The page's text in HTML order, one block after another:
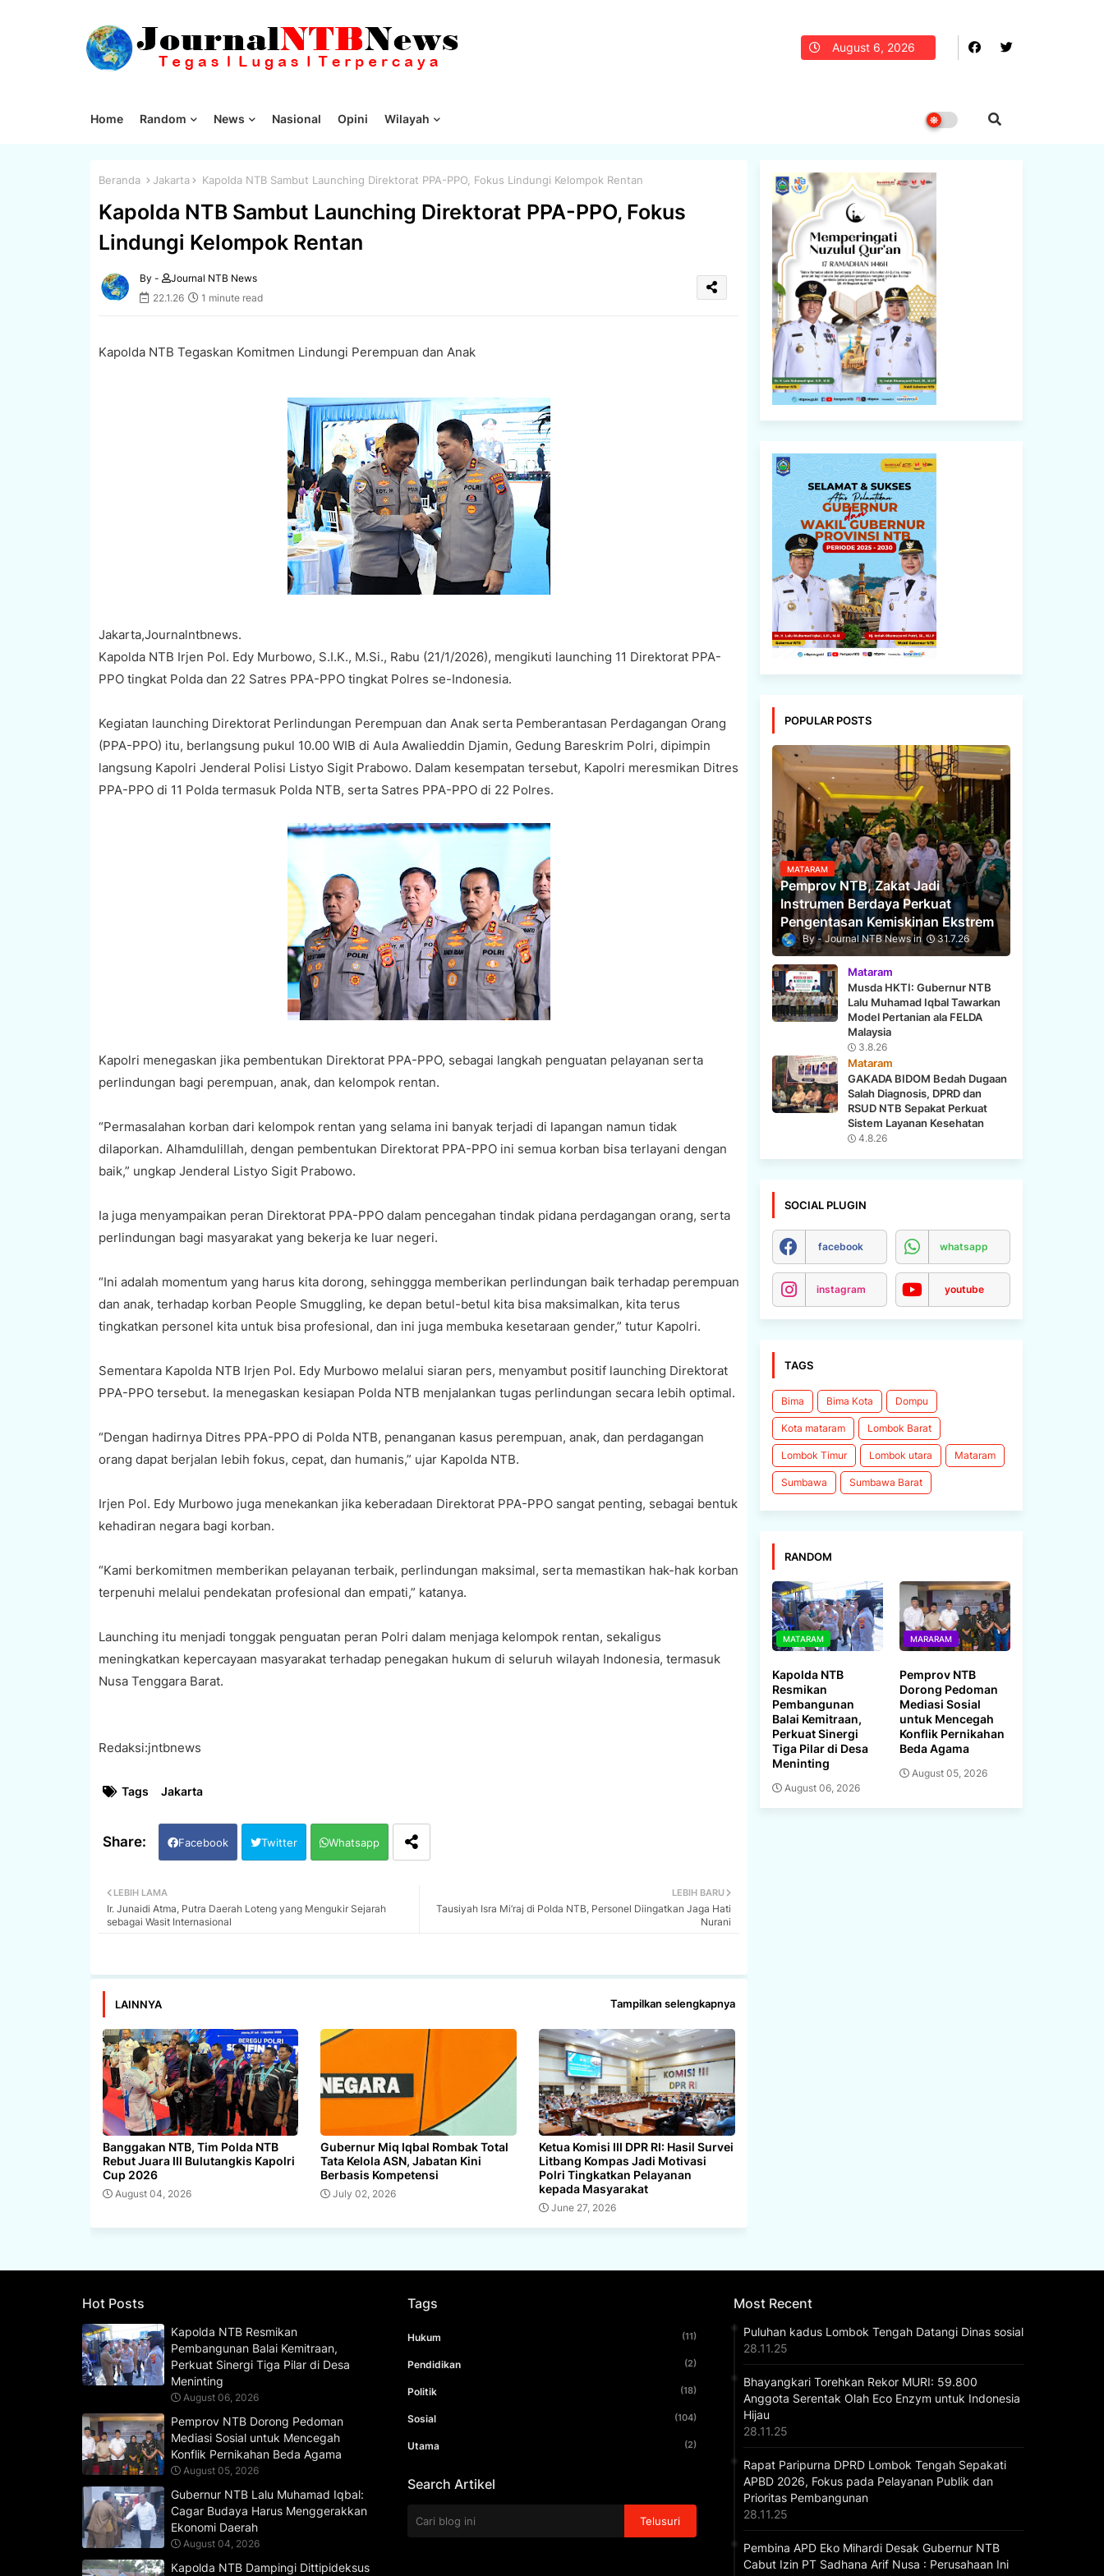
August 6, 2026
Home Random News Nasional Opini Wilayah
Beranda Jakarta Kapolda NTB Sambut Launching Direktorat PPA-PPO, Fokus Lindungi Kelompok Rentan
Kapolda NTB Sambut Launching Direktorat PPA-PPO, Fokus
Lindungi Kelompok Rentan
By -
Journal NTB News
22.1.26
1 minute read
Kapolda NTB Tegaskan Komitmen Lindungi Perempuan dan Anak
Jakarta,Journalntbnews.
Kapolda NTB Irjen Pol. Edy Murbowo, S.I.K., M.Si., Rabu (21/1/2026), mengikuti launching 11 Direktorat PPA-
PPO tingkat Polda dan 22 Satres PPA-PPO tingkat Polres se-Indonesia.
Kegiatan launching Direktorat Perlindungan Perempuan dan Anak serta Pemberantasan Perdagangan Orang
(PPA-PPO) itu, berlangsung pukul 10.00 WIB di Aula Awalieddin Djamin, Gedung Bareskrim Polri, dipimpin
langsung Kapolri Jenderal Polisi Listyo Sigit Prabowo. Dalam kesempatan tersebut, Kapolri meresmikan Ditres
PPA-PPO di 11 Polda termasuk Polda NTB, serta Satres PPA-PPO di 22 Polres.
Kapolri menegaskan jika pembentukan Direktorat PPA-PPO, sebagai langkah penguatan pelayanan serta
perlindungan bagi perempuan, anak, dan kelompok rentan.
“Permasalahan korban dari kelompok rentan yang selama ini banyak terjadi di lapangan namun tidak
dilaporkan. Alhamdulillah, dengan pembentukan Direktorat PPA-PPO ini semua korban bisa terlayani dengan
baik,” ungkap Jenderal Listyo Sigit Prabowo.
Ia juga menyampaikan peran Direktorat PPA-PPO dalam pencegahan tindak pidana perdagangan orang, serta
perlindungan bagi masyarakat yang bekerja ke luar negeri.
“Ini adalah momentum yang harus kita dorong, sehinggga memberikan perlindungan baik terhadap perempuan
dan anak, terhadap korban People Smuggling, ke depan betul-betul kita bisa maksimalkan, kita terus
tingkatkan personel kita untuk bisa profesional, dan ini juga membuka kesetaraan gender,” tutur Kapolri.
Sementara Kapolda NTB Irjen Pol. Edy Murbowo melalui siaran pers, menyambut positif launching Direktorat
PPA-PPO tersebut. Ia menegaskan kesiapan Polda NTB menjalankan tugas perlindungan secara lebih optimal.
“Dengan hadirnya Ditres PPA-PPO di Polda NTB, penanganan kasus perempuan, anak, dan perdagangan
orang dapat berjalan lebih fokus, cepat, dan humanis,” ujar Kapolda NTB.
Irjen Pol. Edy Murbowo juga menekankan jika keberadaan Direktorat PPA-PPO sangat penting, sebagai bentuk
kehadiran negara bagi korban.
“Kami berkomitmen memberikan pelayanan terbaik, perlindungan maksimal, serta memastikan hak-hak korban
terpenuhi melalui pendekatan profesional dan empati,” katanya.
Launching itu menjadi tonggak penguatan peran Polri dalam menjaga kelompok rentan, sekaligus
meningkatkan kepercayaan masyarakat terhadap penegakan hukum di seluruh wilayah Indonesia, termasuk
Nusa Tenggara Barat.
Redaksi:jntbnews
Tags Jakarta
Facebook Twitter Whatsapp
LEBIH BARU
Tausiyah Isra Mi’raj di Polda NTB, Personel Diingatkan Jaga Hati
Nurani
LEBIH LAMA
Ir. Junaidi Atma, Putra Daerah Loteng yang Mengukir Sejarah
sebagai Wasit Internasional
LAINNYA Tampilkan selengkapnya
Banggakan NTB, Tim Polda NTB
Rebut Juara III Bulutangkis Kapolri
Cup 2026
August 04, 2026
Gubernur Miq Iqbal Rombak Total
Tata Kelola ASN, Jabatan Kini
Berbasis Kompetensi
July 02, 2026
Ketua Komisi III DPR RI: Hasil Survei
Litbang Kompas Jadi Motivasi
Polri Tingkatkan Pelayanan
kepada Masyarakat
June 27, 2026
POPULAR POSTS
MATARAM
Pemprov NTB, Zakat Jadi
Instrumen Berdaya Perkuat
Pengentasan Kemiskinan Ekstrem
Journal NTB News 31.7.26
Mataram
Musda HKTI: Gubernur NTB
Lalu Muhamad Iqbal Tawarkan
Model Pertanian ala FELDA
Malaysia
3.8.26
Mataram
GAKADA BIDOM Bedah Dugaan
Salah Diagnosis, DPRD dan
RSUD NTB Sepakat Perkuat
Sistem Layanan Kesehatan
4.8.26
SOCIAL PLUGIN
facebook whatsapp
instagram youtube
TAGS
Bima Bima Kota Dompu
Kota mataram Lombok Barat
Lombok Timur Lombok utara Mataram
Sumbawa Sumbawa Barat
RANDOM
MATARAM
Kapolda NTB
Resmikan
Pembangunan
Balai Kemitraan,
Perkuat Sinergi
Tiga Pilar di Desa
Meninting
August 06, 2026
MARARAM
Pemprov NTB
Dorong Pedoman
Mediasi Sosial
untuk Mencegah
Konflik Pernikahan
Beda Agama
August 05, 2026
Hot Posts
Kapolda NTB Resmikan
Pembangunan Balai Kemitraan,
Perkuat Sinergi Tiga Pilar di Desa
Meninting
August 06, 2026
Pemprov NTB Dorong Pedoman
Mediasi Sosial untuk Mencegah
Konflik Pernikahan Beda Agama
August 05, 2026
Gubernur NTB Lalu Muhamad Iqbal:
Cagar Budaya Harus Menggerakkan
Ekonomi Daerah
August 04, 2026
Kapolda NTB Dampingi Dittipideksus
Tags
Hukum (11)
Pendidikan (2)
Politik (18)
Sosial (104)
Utama (2)
Search Artikel
Most Recent
Puluhan kadus Lombok Tengah Datangi Dinas sosial
28.11.25
Bhayangkari Torehkan Rekor MURI: 59.800
Anggota Serentak Olah Eco Enzym untuk Indonesia
Hijau
28.11.25
Rapat Paripurna DPRD Lombok Tengah Sepakati
APBD 2026, Fokus pada Pelayanan Publik dan
Prioritas Pembangunan
28.11.25
Pembina APD Eko Mihardi Desak Gubernur NTB
Cabut Izin PT Sadhana Arif Nusa : Perusahaan Ini